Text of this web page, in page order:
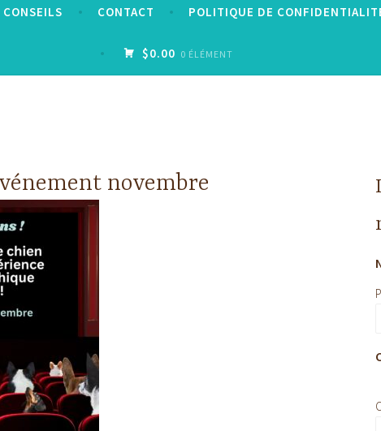
CONSEILS CONTACT POLITIQUE DE
$0.00 0 ÉLÉMENT
novembre